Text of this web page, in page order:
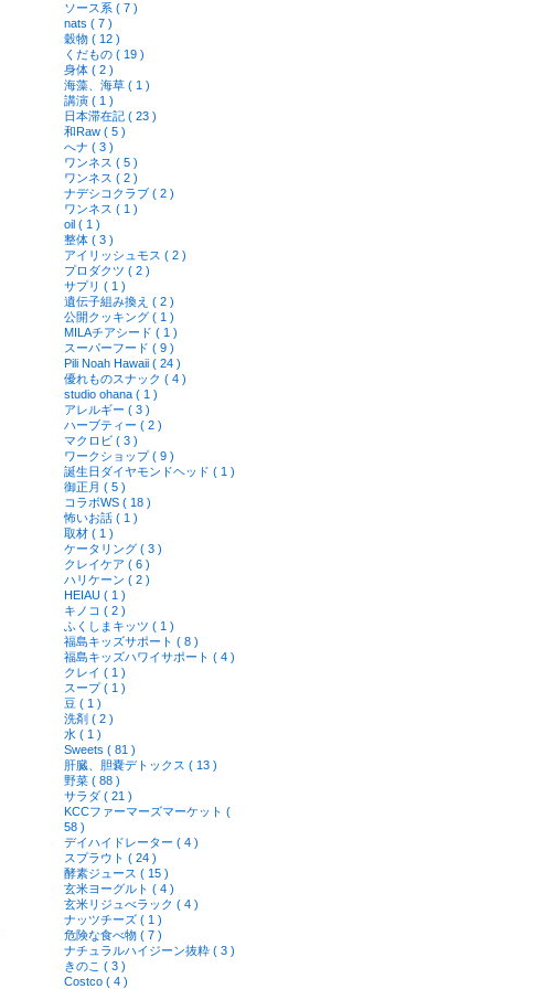
ソース系 ( 7 )
nats ( 7 )
穀物 ( 12 )
くだもの ( 19 )
身体 ( 2 )
海藻、海草 ( 1 )
講演 ( 1 )
日本滞在記 ( 23 )
和Raw ( 5 )
へナ ( 3 )
ワンネス ( 5 )
ワンネス ( 2 )
ナデシコクラブ ( 2 )
ワンネス ( 1 )
oil ( 1 )
整体 ( 3 )
アイリッシュモス ( 2 )
プロダクツ ( 2 )
サプリ ( 1 )
遺伝子組み換え ( 2 )
公開クッキング ( 1 )
MILAチアシード ( 1 )
スーパーフード ( 9 )
Pili Noah Hawaii ( 24 )
優れものスナック ( 4 )
studio ohana ( 1 )
アレルギー ( 3 )
ハーブティー ( 2 )
マクロビ ( 3 )
ワークショップ ( 9 )
誕生日ダイヤモンドヘッド ( 1 )
御正月 ( 5 )
コラボWS ( 18 )
怖いお話 ( 1 )
取材 ( 1 )
ケータリング ( 3 )
クレイケア ( 6 )
ハリケーン ( 2 )
HEIAU ( 1 )
キノコ ( 2 )
ふくしまキッツ ( 1 )
福島キッズサポート ( 8 )
福島キッズハワイサポート ( 4 )
クレイ ( 1 )
スープ ( 1 )
豆 ( 1 )
洗剤 ( 2 )
水 ( 1 )
Sweets ( 81 )
肝臓、胆嚢デトックス ( 13 )
野菜 ( 88 )
サラダ ( 21 )
KCCファーマーズマーケット (
58 )
デイハイドレーター ( 4 )
スプラウト ( 24 )
酵素ジュース ( 15 )
玄米ヨーグルト ( 4 )
玄米リジュべラック ( 4 )
ナッツチーズ ( 1 )
危険な食べ物 ( 7 )
ナチュラルハイジーン抜粋 ( 3 )
きのこ ( 3 )
Costco ( 4 )